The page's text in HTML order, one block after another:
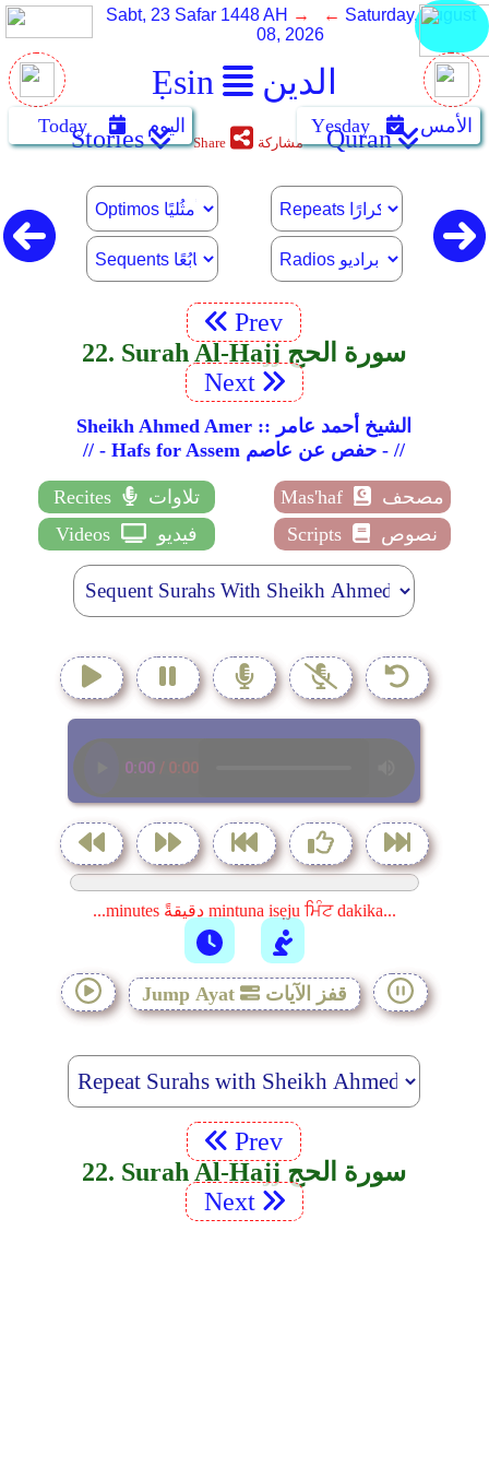
Ẹsin الدين
Sabt, 23 Safar 1448 AH → ← Saturday, August
08, 2026
Today اليوم Yẹsday الأمس Stories Share مشاركة Quran
Prev
22. Surah Al-Hajj سورة الحج
Next
Sheikh Ahmed Amer :: الشيخ أحمد عامر
// - Hafs for Assem حفص عن عاصم - //
Recites تلاوات Mas'haf
مصحف
Videos
فيديو Scripts نصوص
...minutes دقيقةً mintuna isẹju ਮਿੰਟ dakika...
Jump Ayat قفز الآيات
Prev
22. Surah Al-Hajj سورة الحج
Next